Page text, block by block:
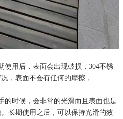
使用后，表面会出现破损，304不锈
，表面不会有任何的摩擦，
的时候，会非常的光滑而且表面也是
长期使用之后，可以保持光滑的效